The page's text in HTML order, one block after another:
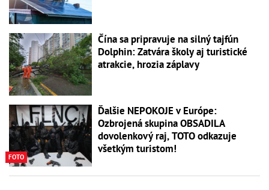
Čína sa pripravuje na silný tajfún
Dolphin: Zatvára školy aj turistické
atrakcie, hrozia záplavy
FOTO
Ďalšie NEPOKOJE v Európe:
Ozbrojená skupina OBSADILA
dovolenkový raj, TOTO odkazuje
všetkým turistom!